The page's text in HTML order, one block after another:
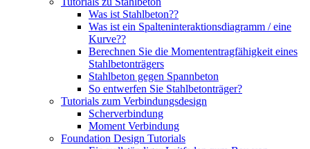
Was ist Stahlbeton??
Was ist ein Spalteninteraktionsdiagramm / eine
Kurve??
Berechnen Sie die Momententragfähigkeit eines
Stahlbetonträgers
Stahlbeton gegen Spannbeton
So entwerfen Sie Stahlbetonträger?
Tutorials zum Verbindungsdesign
Scherverbindung
Moment Verbindung
Foundation Design Tutorials